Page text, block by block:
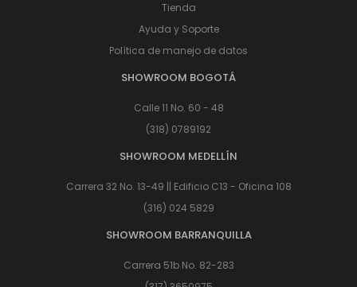
Tienda
Ayuda y Soporte
Política de manejo de datos
SHOWROOM BOGOTÁ
Calle 11 No. 60 - 48
(318) 0789192
SHOWROOM MEDELLÍN
Carrera 32 No. 13-49 || Edificio C13 - Oficina 108
(316) 024 5829
SHOWROOM BARRANQUILLA
Carrera 51b No. 82-283